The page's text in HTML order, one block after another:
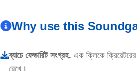
Why use this
ব্যাচে ফেভারিট সংগ্রহ. এক ক্লিকে
রেখে।